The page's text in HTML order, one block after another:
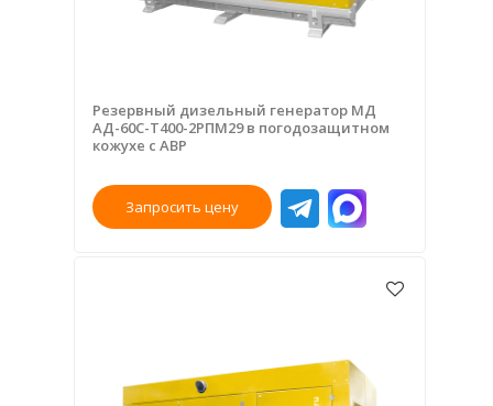
Резервный дизельный генератор МД
АД-60С-Т400-2РПМ29 в погодозащитном
кожухе с АВР
Запросить цену